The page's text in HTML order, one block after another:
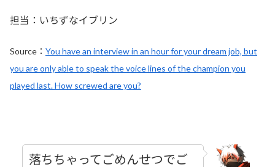
担当：いちずなイブリン
Source： You have an interview in an hour for your dream job, but
you are only able to speak the voice lines of the champion you
played last. How screwed are you?
落ちちゃってごめんせつでご